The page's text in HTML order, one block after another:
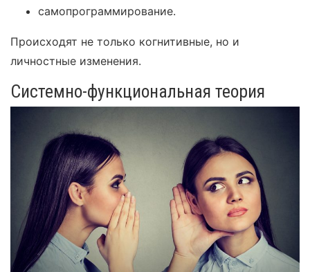
самопрограммирование.
Происходят не только когнитивные, но и
личностные изменения.
Системно-функциональная теория